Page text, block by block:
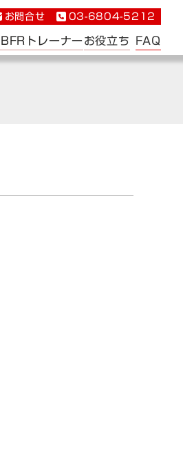
お問合せ 03-6804-5212
BFRトレーナーお役立ち FAQ